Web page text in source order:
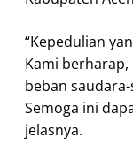
“Kepedulian
Kami
beban
Semoga ini
jelasnya.